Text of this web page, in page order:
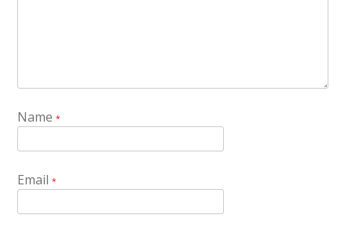
Name*
Email*